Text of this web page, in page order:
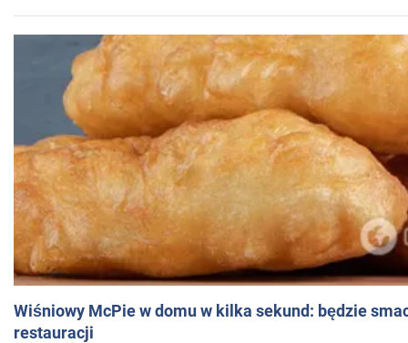
Wiśniowy McPie w domu w kilka sekund: będzie
restauracji